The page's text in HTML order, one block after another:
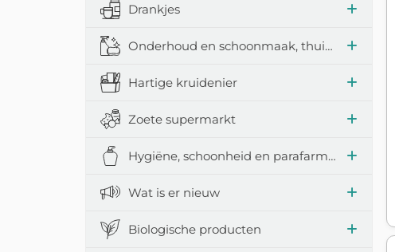
Drankjes
Onderhoud en schoonmaak, thuisaccessoires
Hartige kruidenier
Zoete supermarkt
Hygiëne, schoonheid en parafarmacie
Wat is er nieuw
Biologische producten